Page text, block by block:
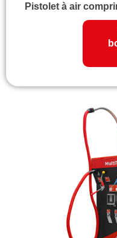
Pistolet à air